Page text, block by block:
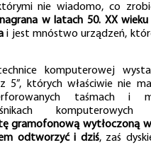
nie wiadomo, co
w latach 50. XX
i jest mnóstwo urządzeń,
komputerowej
5”, których właściwie nie
taśmach i
komputerowych
gramofonową wytłoczoną
odtworzyć i dziś, zaś